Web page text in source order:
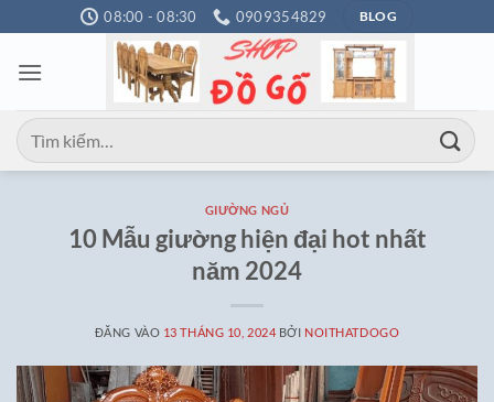
qua
nội
08:00 - 08:30 0909354829 BLOG
Tìm
kiếm:
GIƯỜNG NGỦ
10 Mẫu giường hiện đại hot nhất
năm 2024
ĐĂNG VÀO 13 THÁNG 10, 2024 BỞI NOITHATDOGO